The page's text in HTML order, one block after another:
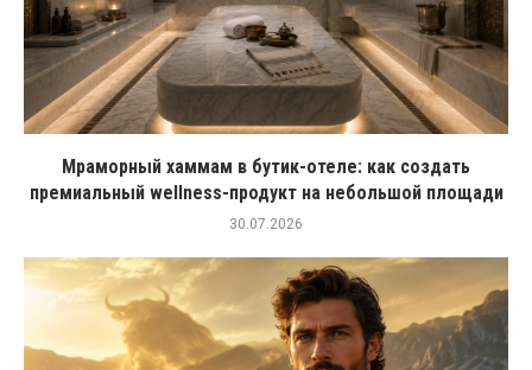
Мраморный хаммам в бутик-отеле: как создать
премиальный wellness-продукт на небольшой площади
30.07.2026